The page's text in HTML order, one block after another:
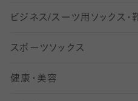
クルーソックス（ふくらは
ハイソックス
オーバーニー・ニーハイソ
61〜80デニールタイツ
81 〜110デニールタイツ
111〜210デニールタイツ
レギンスパンツ（レギパン
マタニティレギンス
5 分丈
ショートストッキング
結婚式用ストッキング
美脚ストッキング
ビジネス/スーツ用 ソックス・
匠シリーズ
フレッシャーズ向けソック
スポーツソックス
ランニングソックス・靴下
健康・美容